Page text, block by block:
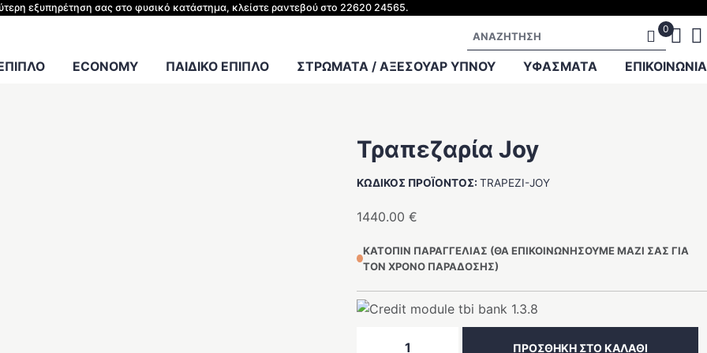
εξυπηρέτηση σας στο φυσικό κατάστημα, κλείστε ραντεβού στο 22620 24565.
Αναζήτηση
ECONOMY ΠΑΙΔΙΚΟ ΕΠΙΠΛΟ ΣΤΡΩΜΑΤΑ / ΑΞΕΣΟΥΑΡ ΥΠΝΟΥ
ΚΡΕΒΑΤΙΟΥ
ΥΦΑΣΜΑΤΑ ΕΠΙΚΟΙΝΩΝΊΑ
Τραπεζαρία Joy
ΚΩΔΙΚΌΣ ΠΡΟΪΌΝΤΟΣ:TRAPEZI-JOY
1440.00€
ΚΑΤΌΠΙΝ ΠΑΡΑΓΓΕΛΊΑΣ (ΘΑ ΕΠΙΚΟΙΝΩΝΉΣΟΥΜΕ ΜΑΖΊ ΣΑΣ ΓΙΑ
ΤΟΝ ΧΡΌΝΟ ΠΑΡΆΔΟΣΗΣ)
ΠΡΟΣΘΉΚΗ ΣΤΟ ΚΑΛΆΘΙ